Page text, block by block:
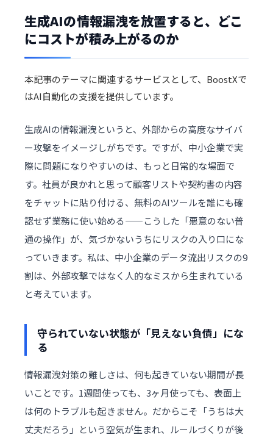
生成AIの情報漏洩を放置すると、どこ
にコストが積み上がるのか
本記事のテーマに関連するサービスとして、BoostXで
はAI自動化の支援を提供しています。
生成AIの情報漏洩というと、外部からの高度なサイバ
ー攻撃をイメージしがちです。ですが、中小企業で実
際に問題になりやすいのは、もっと日常的な場面で
す。社員が良かれと思って顧客リストや契約書の内容
をチャットに貼り付ける、無料のAIツールを誰にも確
認せず業務に使い始める——こうした「悪意のない普
通の操作」が、気づかないうちにリスクの入り口にな
っていきます。私は、中小企業のデータ流出リスクの9
割は、外部攻撃ではなく人的なミスから生まれている
と考えています。
守られていない状態が「見えない負債」にな
る
情報漏洩対策の難しさは、何も起きていない期間が長
いことです。1週間使っても、3ヶ月使っても、表面上
は何のトラブルも起きません。だからこそ「うちは大
丈夫だろう」という空気が生まれ、ルールづくりが後